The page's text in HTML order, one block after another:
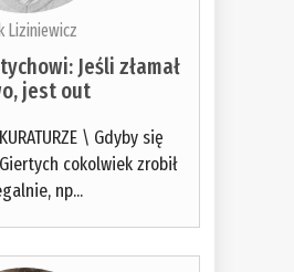
Liziniewicz
Jeśli złamał
jest out
\ Gdyby się
cokolwiek zrobił
np...